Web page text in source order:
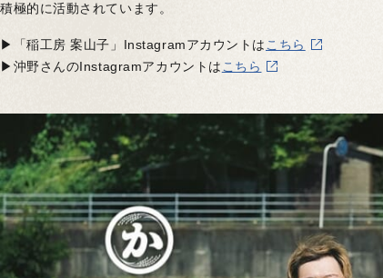
積極的に活動されています。
▶「稲工房 案山子」Instagramアカウントはこちら
▶沖野さんのInstagramアカウントはこちら